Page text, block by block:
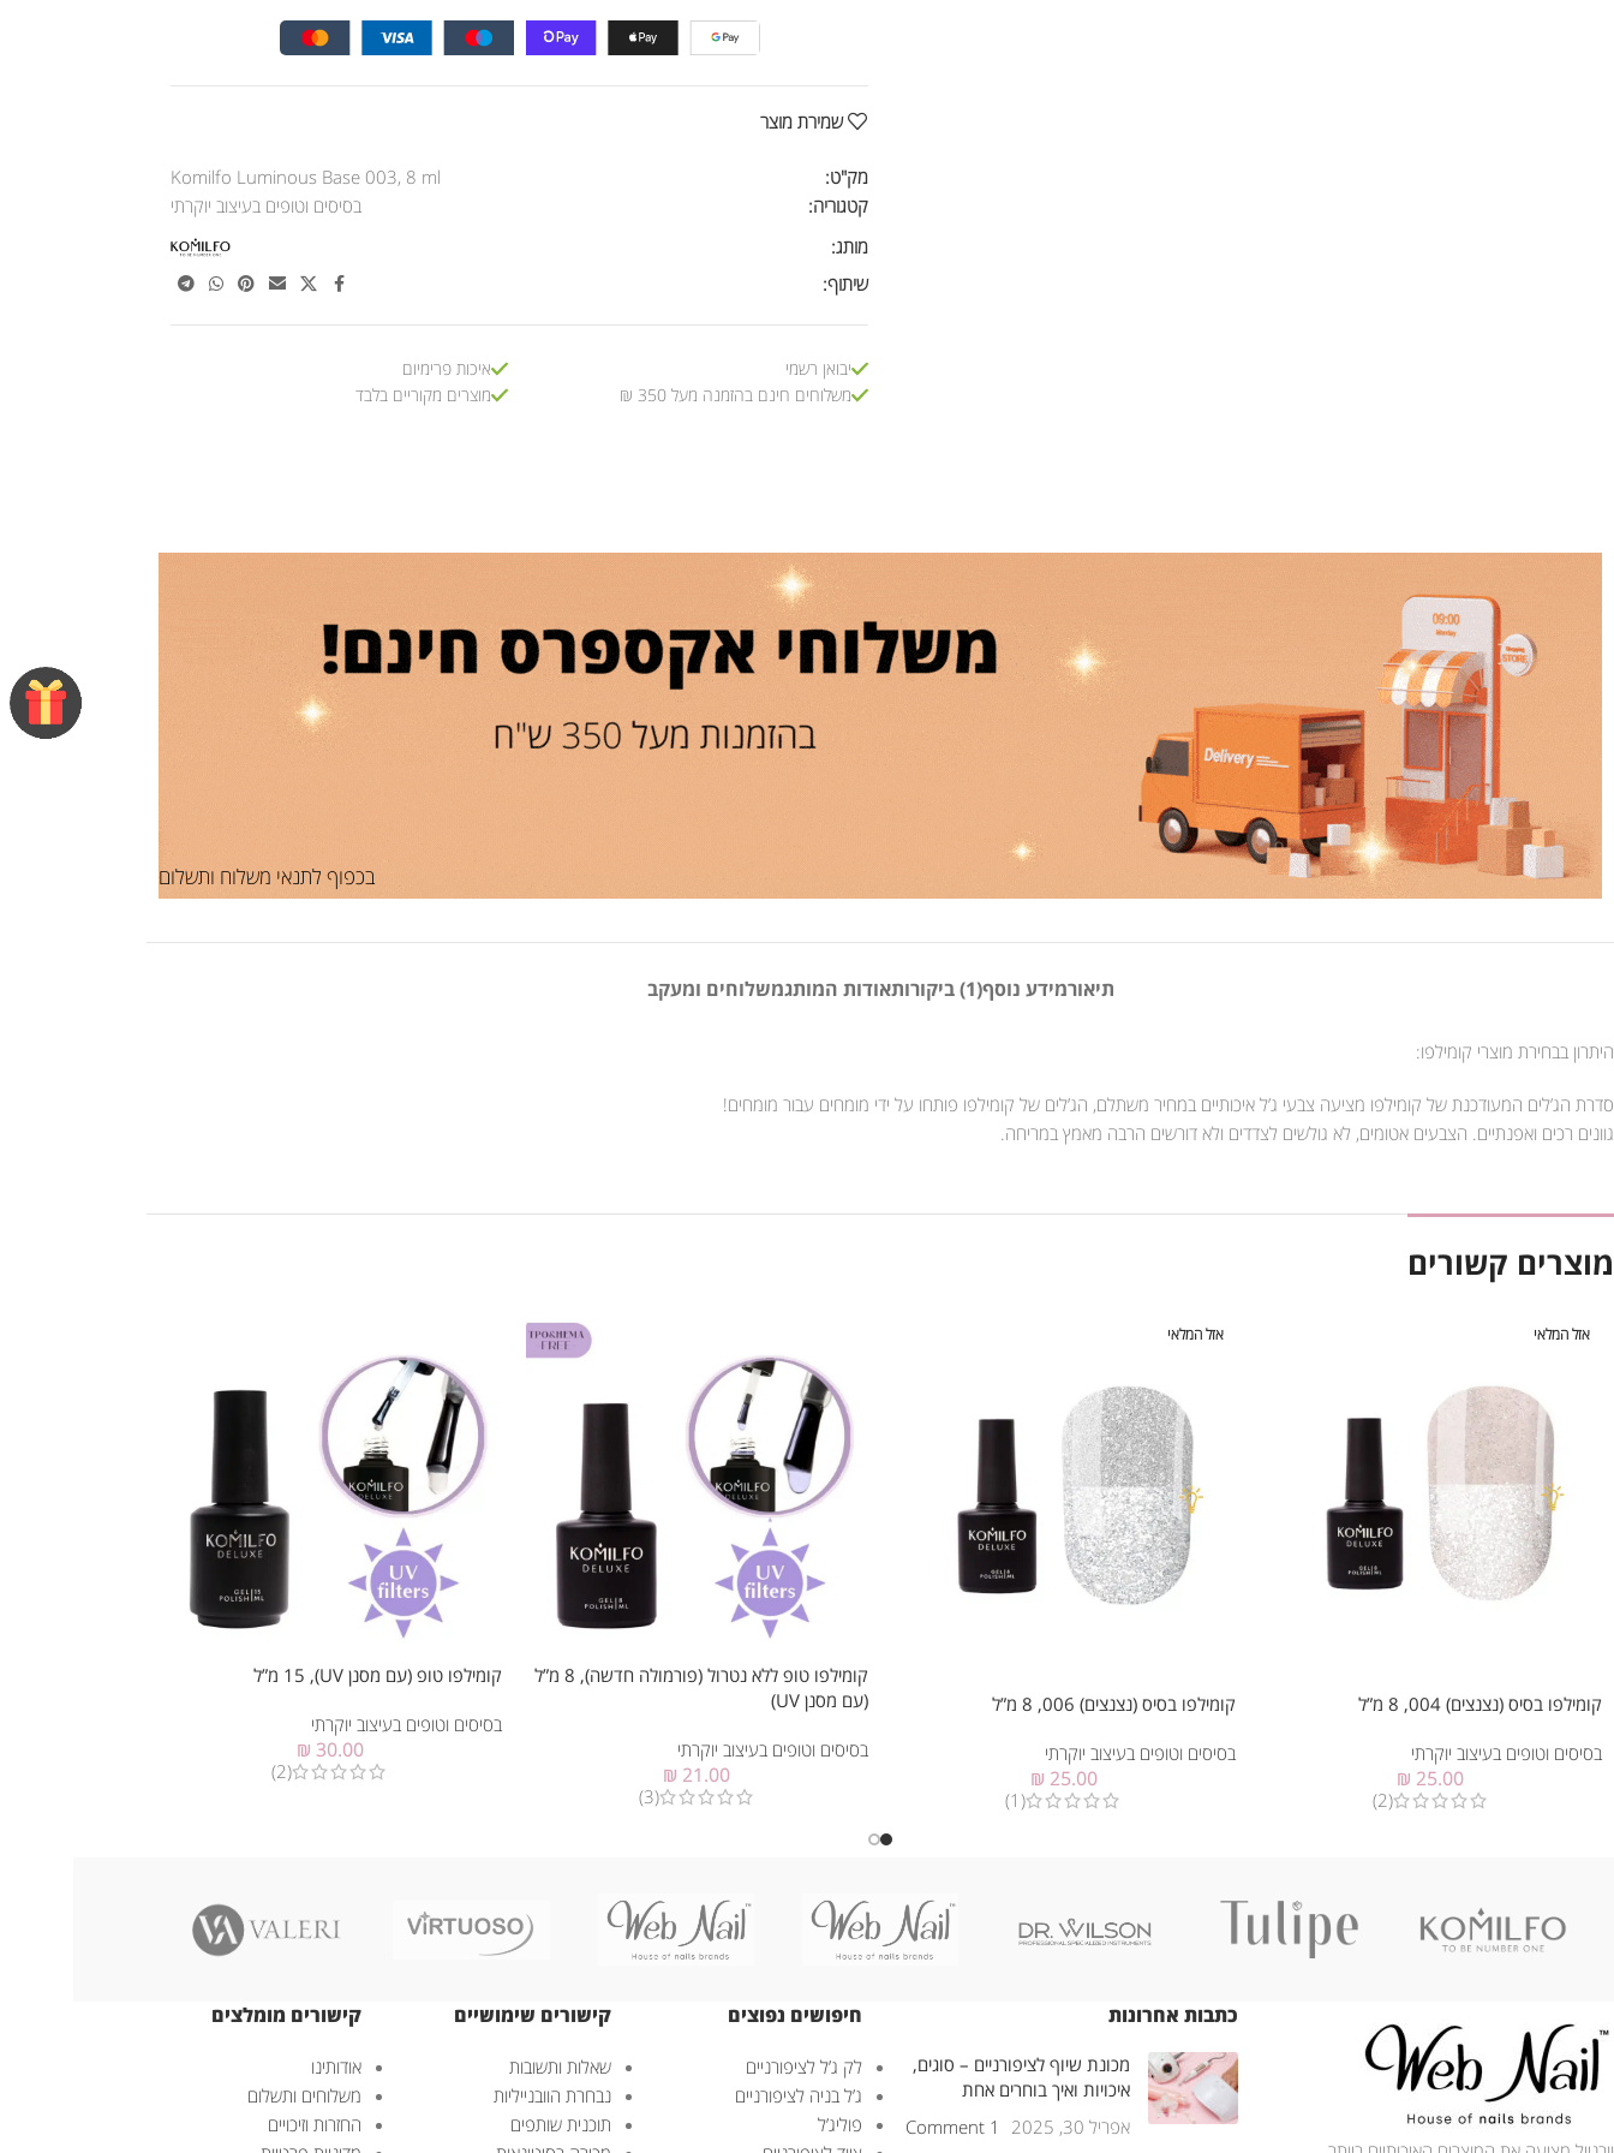
שמירת מוצר
מק"ט:
Komilfo Luminous Base 003, 8 ml
קטגוריה:
בסיסים וטופים בעיצוב יוקרתי
מותג:
שיתוף:
יבואן רשמי
משלוחים חינם בהזמנה מעל 350 ₪
איכות פרימיום
מוצרים מקוריים בלבד
בכפוף לתנאי משלוח ותשלום
תיאורמידע נוסף(1) ביקורות אודות המותגמשלוחים ומעקב
היתרון בבחירת מוצרי קומילפו:
סדרת הג’לים המעודכנת של קומילפו מציעה צבעי ג’ל איכותיים במחיר משתלם, הג’לים של קומילפו פותחו על ידי מומחים עבור מומחים!
גוונים רכים ואפנתיים. הצבעים אטומים, לא גולשים לצדדים ולא דורשים הרבה מאמץ במריחה.
מוצרים קשורים
אזל המלאי
קומילפו בסיס (נצנצים) 004, 8 מ”ל
בסיסים וטופים בעיצוב יוקרתי
₪ 25.00
(2)
אזל המלאי
קומילפו בסיס (נצנצים) 006, 8 מ”ל
בסיסים וטופים בעיצוב יוקרתי
₪ 25.00
(1)
קומילפו טופ ללא נטרול (פורמולה חדשה), 8 מ”ל
(עם מסנן UV)
בסיסים וטופים בעיצוב יוקרתי
₪ 21.00
(3)
קומילפו טופ (עם מסנן UV), 15 מ”ל
בסיסים וטופים בעיצוב יוקרתי
₪ 30.00
(2)
כתבות אחרונות
מכונת שיוף לציפורניים – סוגים,
איכויות ואיך בוחרים אחת
אפריל 30, 2025
1 Comment
חיפושים נפוצים
לק ג’ל לציפורניים
ג’ל בניה לציפורניים
פוליג’ל
קישורים שימושיים
שאלות ותשובות
נבחרת הוובנייליות
תוכנית שותפים
קישורים מומלצים
אודותינו
משלוחים ותשלום
החזרות וזיכויים